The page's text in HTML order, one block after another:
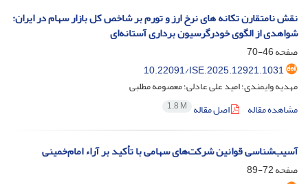
نقش نامتقارن تکانه های نرخ ارز و تورم بر شاخص کل بازار سهام در ایران:
شواهدی از الگوی خودرگرسیون برداری آستانه‌ای
صفحه46-70
10.22091/ISE.2025.12921.1031
مهدیه وایمندی؛ امید علی عادلی؛ معصومه مطلبی
مشاهده مقاله
اصل مقاله 1.8 M
آسیب‌شناسی قوانین شرکت‌های سهامی با تأکید بر آراء امام‌خمینی
صفحه72-89